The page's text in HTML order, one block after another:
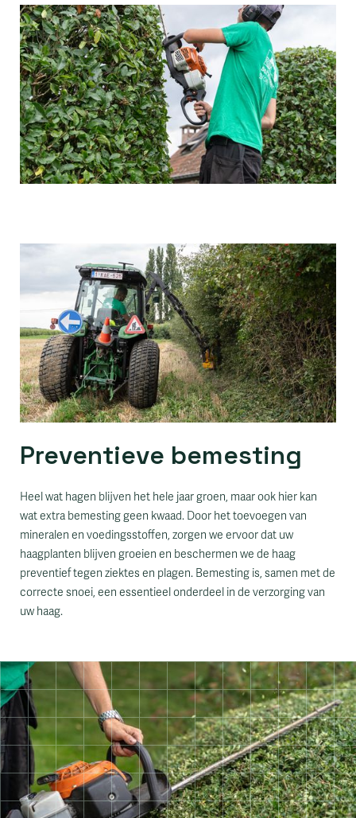
Preventieve bemesting
Heel wat hagen blijven het hele jaar groen, maar ook hier kan
wat extra bemesting geen kwaad. Door het toevoegen van
mineralen en voedingsstoffen, zorgen we ervoor dat uw
haagplanten blijven groeien en beschermen we de haag
preventief tegen ziektes en plagen. Bemesting is, samen met de
correcte snoei, een essentieel onderdeel in de verzorging van
uw haag.